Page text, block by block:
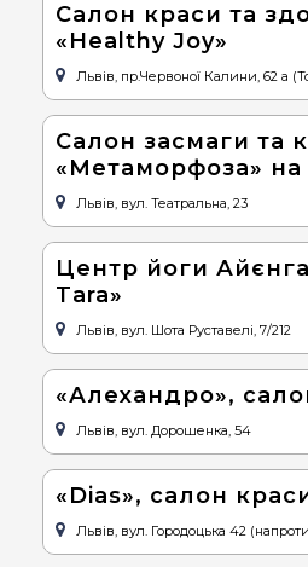
Cалон краси та
«Healthy Joy»
Львів, пр.Червоної Калини, 62 а
Салон засмаги та
«Метаморфоза» на
Львів, вул. Театральна, 23
Центр йоги
Tara»
Львів, вул. Шота Руставелі, 7/212
«Алехандро»,
Львів, вул. Дорошенка, 54
«Dias», салон
Львів, вул. Городоцька 42